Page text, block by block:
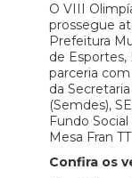
O VIII
prossegue
Prefeitura
de Esportes,
parceria
da
(Semdes),
Fundo
Mesa Fran
Confira os